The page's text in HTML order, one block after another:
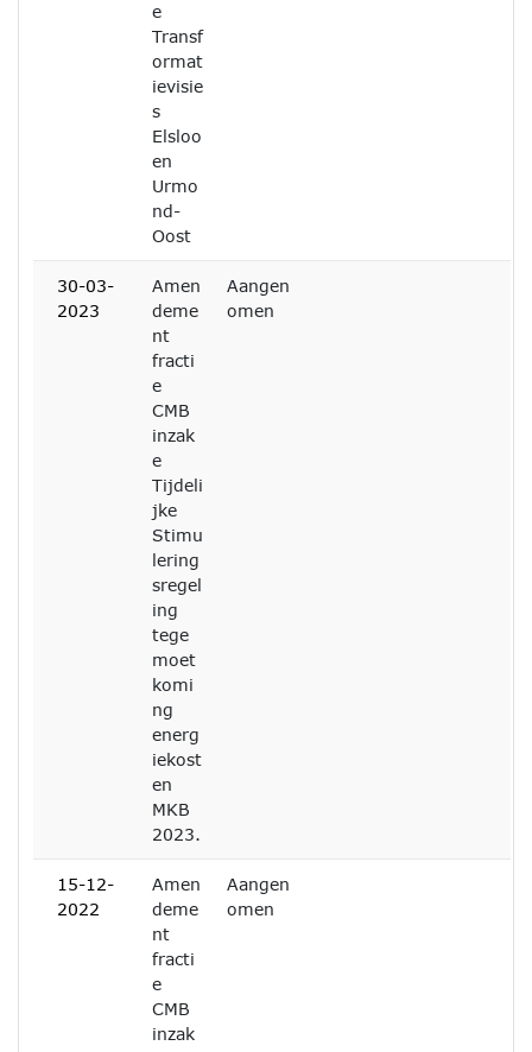
e
Transf
ormat
ievisie
s
Elsloo
en
Urmo
nd-
Oost
30-03-
2023
Amen
deme
nt
fracti
e
CMB
inzak
e
Tijdeli
jke
Stimu
lering
sregel
ing
tege
moet
komi
ng
energ
iekost
en
MKB
2023.
Aangen
omen
15-12-
2022
Amen
deme
nt
fracti
e
CMB
inzak
Aangen
omen